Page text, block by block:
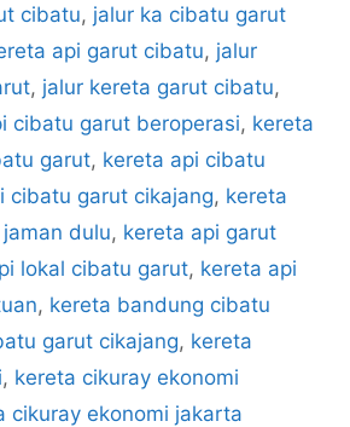
cibatu, jalur ka cibatu garut
api garut cibatu, jalur
, jalur kereta garut cibatu,
cibatu garut beroperasi, kereta
garut, kereta api cibatu
cibatu garut cikajang, kereta
dulu, kereta api garut
lokal cibatu garut, kereta api
, kereta bandung cibatu
garut cikajang, kereta
, kereta cikuray ekonomi
cikuray ekonomi jakarta